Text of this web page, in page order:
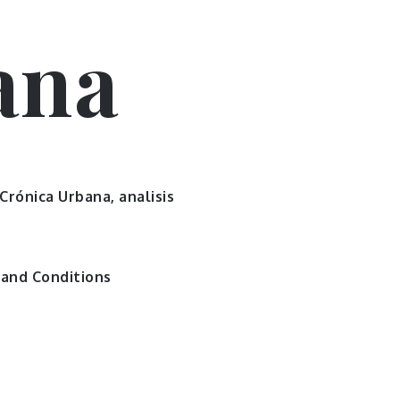
Urbana, analisis
Conditions